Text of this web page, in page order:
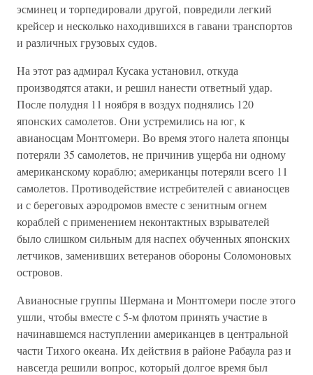
эсминец и торпедировали другой, повредили легкий
крейсер и несколько находившихся в гавани транспортов
и различных грузовых судов.
На этот раз адмирал Кусака установил, откуда
производятся атаки, и решил нанести ответный удар.
После полудня 11 ноября в воздух поднялись 120
японских самолетов. Они устремились на юг, к
авианосцам Монтгомери. Во время этого налета японцы
потеряли 35 самолетов, не причинив ущерба ни одному
американскому кораблю; американцы потеряли всего 11
самолетов. Противодействие истребителей с авианосцев
и с береговых аэродромов вместе с зенитным огнем
кораблей с применением неконтактных взрывателей
было слишком сильным для наспех обученных японских
летчиков, заменивших ветеранов обороны Соломоновых
островов.
Авианосные группы Шермана и Монтгомери после этого
ушли, чтобы вместе с 5-м флотом принять участие в
начинавшемся наступлении американцев в центральной
части Тихого океана. Их действия в районе Рабаула раз и
навсегда решили вопрос, который долгое время был